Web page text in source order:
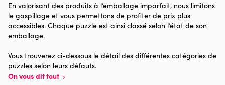
48.000 pièces)
Provenance Made in France
Nombre de pièces 1000 pièces
Dimensions
En valorisant des produits à l’emballage imparfait, nous limitons
le gaspillage et vous permettons de profiter de prix plus
accessibles. Chaque puzzle est ainsi classé selon l’état de son
emballage.
Vous trouverez ci-dessous le détail des différentes catégories de
puzzles selon leurs défauts.
On vous dit tout ›